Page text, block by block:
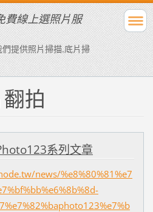
費線上選照片服
提供照片掃描,底片掃
拍
系列文章
news/%e8%80%81%e7